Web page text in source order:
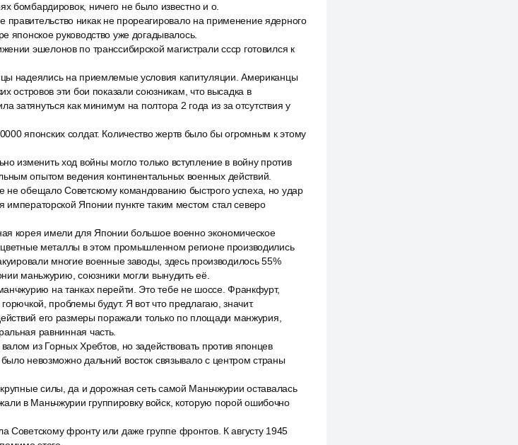
бомбардировок, ничего не было известно и о.
никак не прореагировало на применение ядерного
японское руководство уже догадывалось.
эшелонов по транссибирской магистрали ссср готовился к
надеялись на приемлемые условия капитуляции. Американцы
островов эти бои показали союзникам, что высадка в
затянуться как минимум на полтора 2 года из за отсутствия у
японских солдат. Количество жертв было бы огромным к этому
изменить ход войны могло только вступление в войну против
опытом ведения континентальных военных действий.
не обещало Советскому командованию быстрого успеха, но удар
императорской Японии пункте таким местом стал северо
корея имели для Японии большое военно экономическое
металлы в этом промышленном регионе производились
многие военные заводы, здесь производилось 55%
маньжурию, союзники могли вынудить её.
на танках перейти. Это тебе не шоссе. Франкфурт,
проблемы будут. Я вот что предлагаю, значит.
его размеры поражали только по площади манжурия,
равнинная часть.
из Горных Хребтов, но задействовать против японцев
невозможно дальний восток связывало с центром страны
силы, да и дорожная сеть самой Маньчжурии оставалась
в Маньчжурии группировку войск, которую порой ошибочно
Советскому фронту или даже группе фронтов. К августу 1945